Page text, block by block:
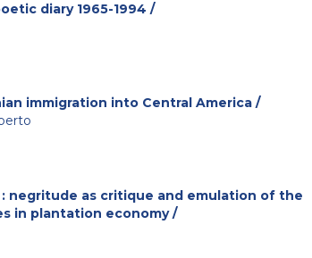
diary 1965-1994 /
immigration into Central America /
negritude as critique and emulation of the
in plantation economy /